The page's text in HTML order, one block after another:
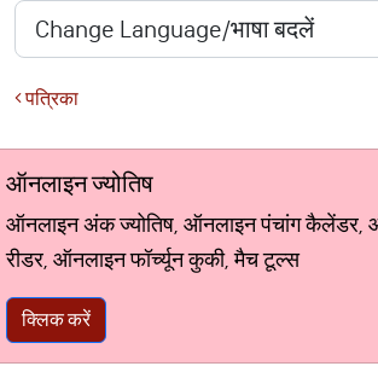
पत्रिका
ऑनलाइन ज्योतिष
ऑनलाइन अंक ज्योतिष, ऑनलाइन पंचांग कैलेंडर,
रीडर, ऑनलाइन फॉर्च्यून कुकी, मैच टूल्स
क्लिक करें